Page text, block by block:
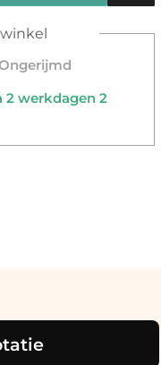
werkdagen 2